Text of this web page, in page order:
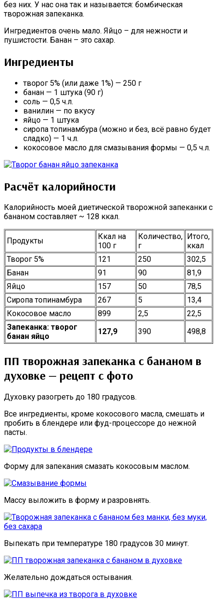
без них. У нас она так и называется: бомбическая
творожная запеканка.
Ингредиентов очень мало. Яйцо – для нежности и
пушистости. Банан – это сахар.
Ингредиенты
творог 5% (или даже 1%) — 250 г
банан — 1 штука (90 г)
соль — 0,5 ч.л.
ванилин — по вкусу
яйцо — 1 штука
сиропа топинамбура (можно и без, всё равно будет
сладко) — 1 ч.л.
кокосовое масло для смазывания формы — 0,5 ч.л.
Расчёт калорийности
Калорийность моей диетической творожной запеканки с
бананом составляет ~ 128 ккал.
Продукты
Ккал на
100 г
Количество,
г
Итого,
ккал
Творог 5%
121 250
302,5
Банан
91 90
81,9
Яйцо
157 50
78,5
Сиропа топинамбура
267 5
13,4
Кокосовое масло
899 2,5
22,5
Запеканка: творог
банан яйцо
127,9 390 498,8
ПП творожная запеканка с бананом в
духовке — рецепт с фото
Духовку разогреть до 180 градусов.
Все ингредиенты, кроме кокосового масла, смешать и
пробить в блендере или фуд-процессоре до нежной
пасты.
Форму для запекания смазать кокосовым маслом.
Массу выложить в форму и разровнять.
Выпекать при температуре 180 градусов 30 минут.
Желательно дождаться остывания.